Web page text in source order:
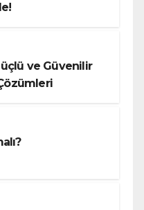
ve Güvenilir